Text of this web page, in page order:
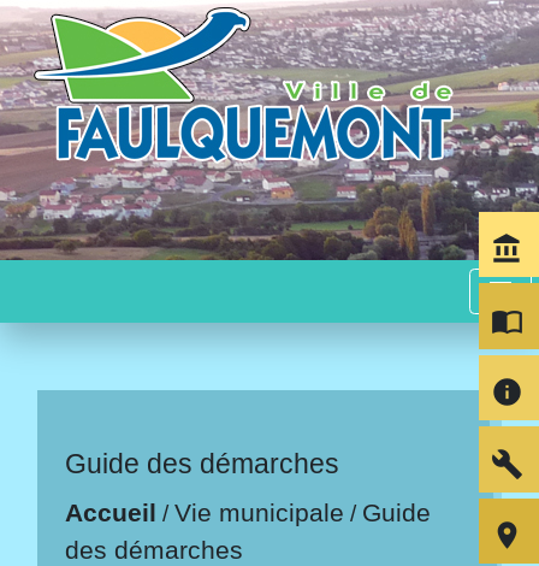
menu
Guide des démarches
Accueil /Vie municipale / Guide
des démarches
account_balance
import_contacts
info
build
room